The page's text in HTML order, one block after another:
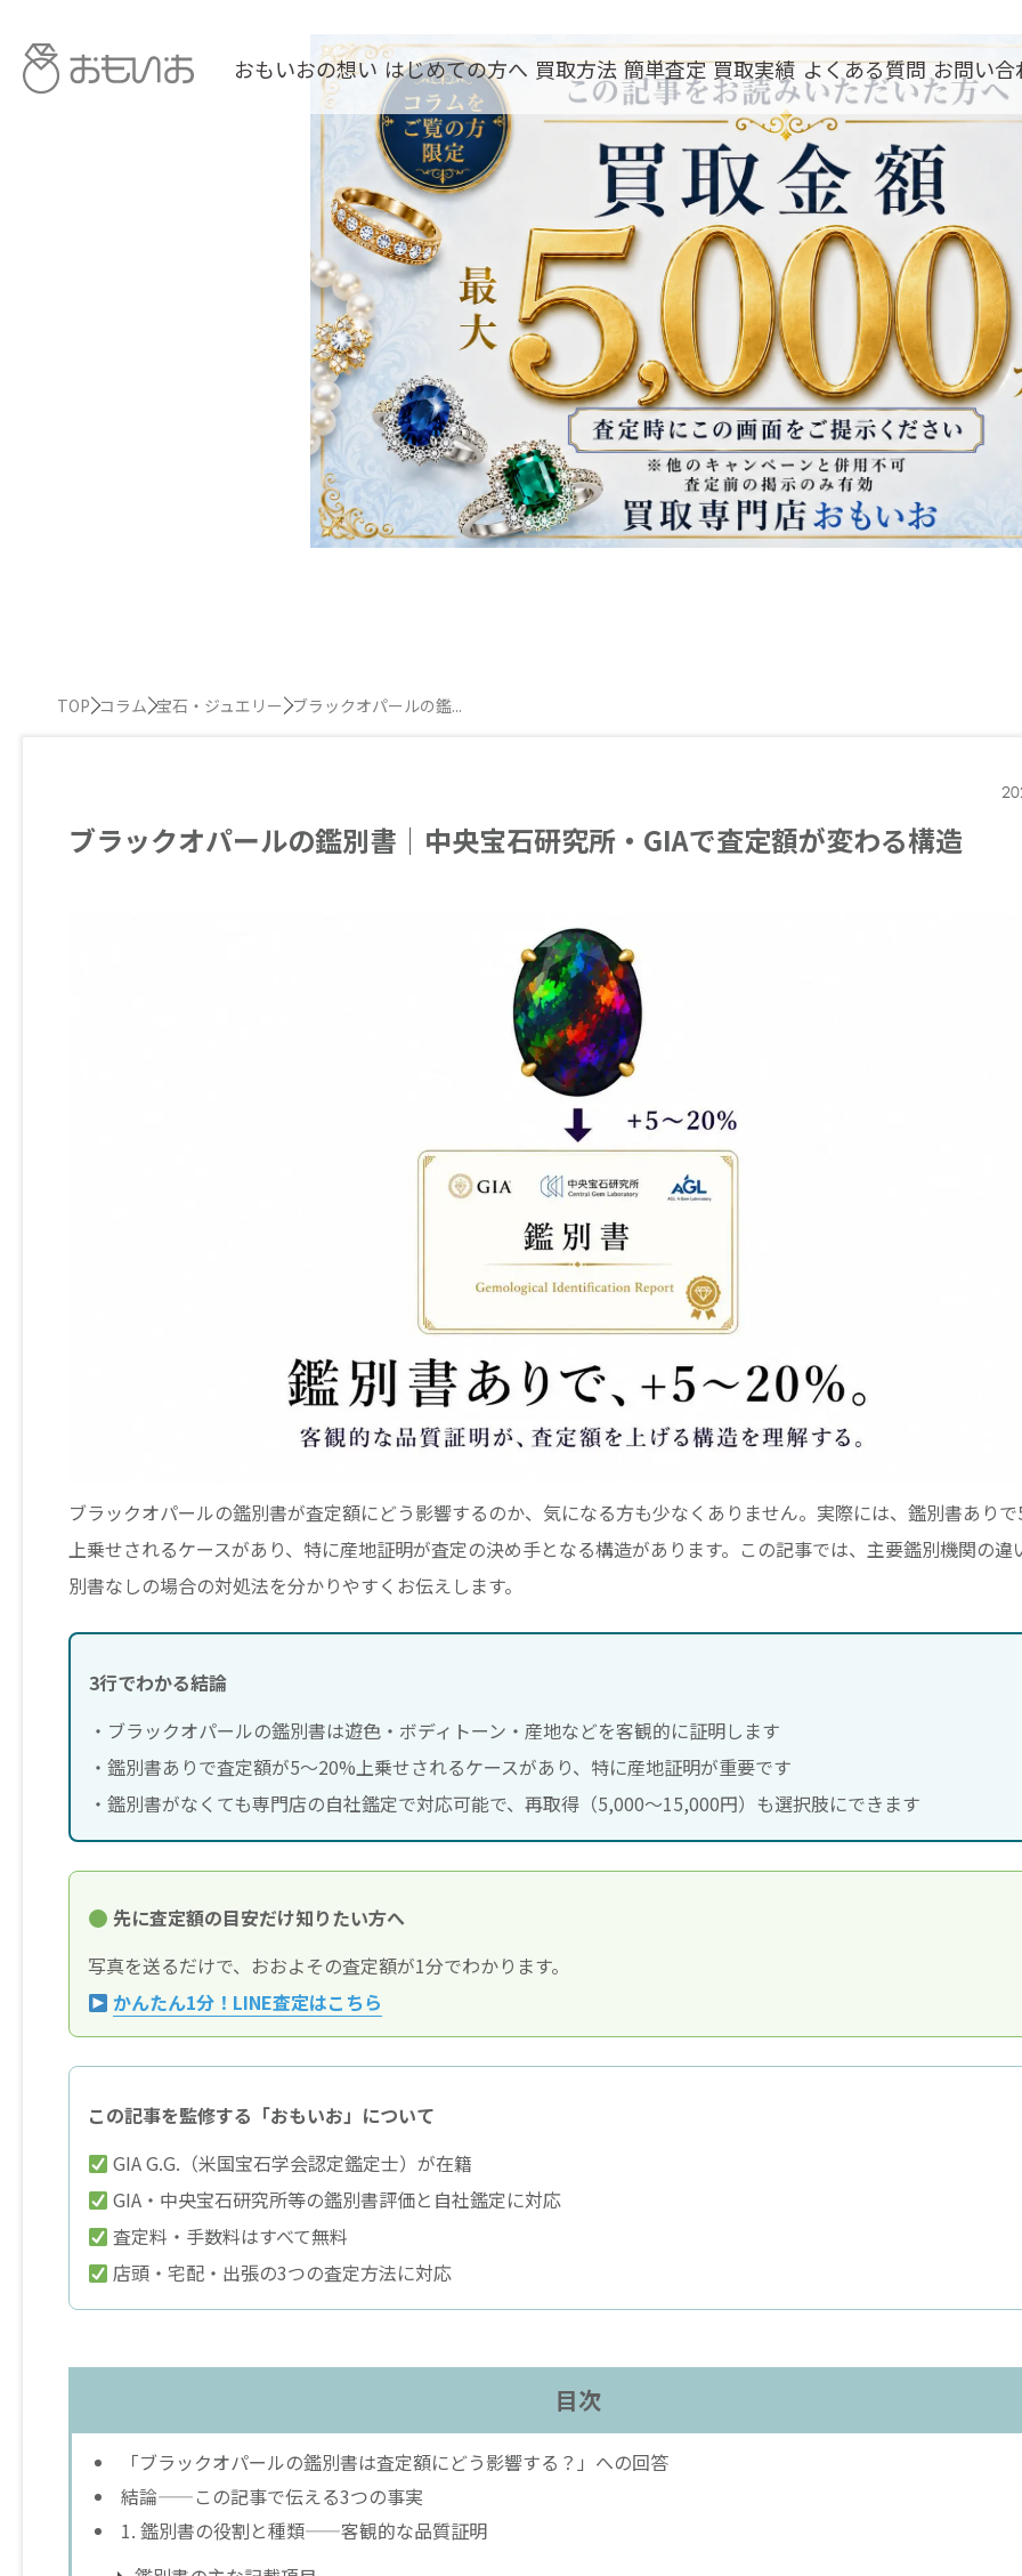
おもいおの想い はじめての方へ 買取方法 簡単査定 買取実績 よくある質問 お問い合
TOP コラム 宝石・ジュエリー ブラックオパールの鑑...
ブラックオパールの鑑別書｜中央宝石研究所・GIAで査定額が変わる構造
ブラックオパールの鑑別書が査定額にどう影響するのか、気になる方も少なくありません。実際には、鑑別書あり
上乗せされるケースがあり、特に産地証明が査定の決め手となる構造があります。この記事では、主要鑑別機関の違
別書なしの場合の対処法を分かりやすくお伝えします。
3行でわかる結論
・ブラックオパールの鑑別書は遊色・ボディトーン・産地などを客観的に証明します
・鑑別書ありで査定額が5〜20%上乗せされるケースがあり、特に産地証明が重要です
・鑑別書がなくても専門店の自社鑑定で対応可能で、再取得（5,000〜15,000円）も選択肢にできます
先に査定額の目安だけ知りたい方へ
写真を送るだけで、おおよその査定額が1分でわかります。
かんたん1分！LINE査定はこちら
この記事を監修する「おもいお」について
GIA G.G.（米国宝石学会認定鑑定士）が在籍
GIA・中央宝石研究所等の鑑別書評価と自社鑑定に対応
査定料・手数料はすべて無料
店頭・宅配・出張の3つの査定方法に対応
目次
「ブラックオパールの鑑別書は査定額にどう影響する？」への回答
結論——この記事で伝える3つの事実
1. 鑑別書の役割と種類——客観的な品質証明